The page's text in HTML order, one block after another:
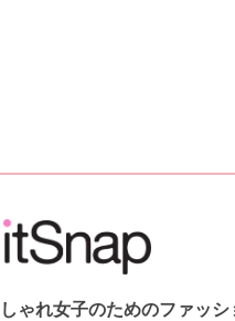
ゃれ女子のためのファッ